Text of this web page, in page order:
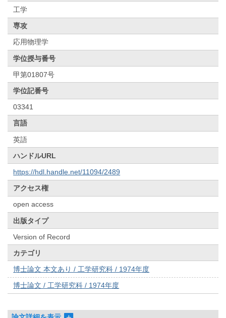
工学
専攻
応用物理学
学位授与番号
甲第01807号
学位記番号
03341
言語
英語
ハンドルURL
https://hdl.handle.net/11094/2489
アクセス権
open access
出版タイプ
Version of Record
カテゴリ
博士論文 本文あり / 工学研究科 / 1974年度
博士論文 / 工学研究科 / 1974年度